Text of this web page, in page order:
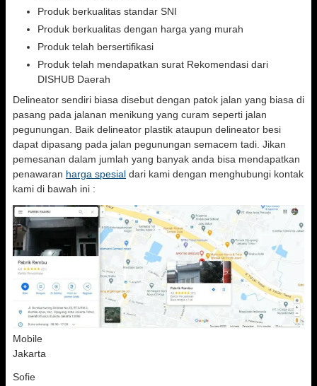
Produk berkualitas standar SNI
Produk berkualitas dengan harga yang murah
Produk telah bersertifikasi
Produk telah mendapatkan surat Rekomendasi dari
DISHUB Daerah
Delineator sendiri biasa disebut dengan patok jalan yang biasa di
pasang pada jalanan menikung yang curam seperti jalan
pegunungan. Baik delineator plastik ataupun delineator besi
dapat dipasang pada jalan pegunungan semacem tadi. Jikan
pemesanan dalam jumlah yang banyak anda bisa mendapatkan
penawaran harga spesial dari kami dengan menghubungi kontak
kami di bawah ini :
Mobile
Jakarta
Sofie